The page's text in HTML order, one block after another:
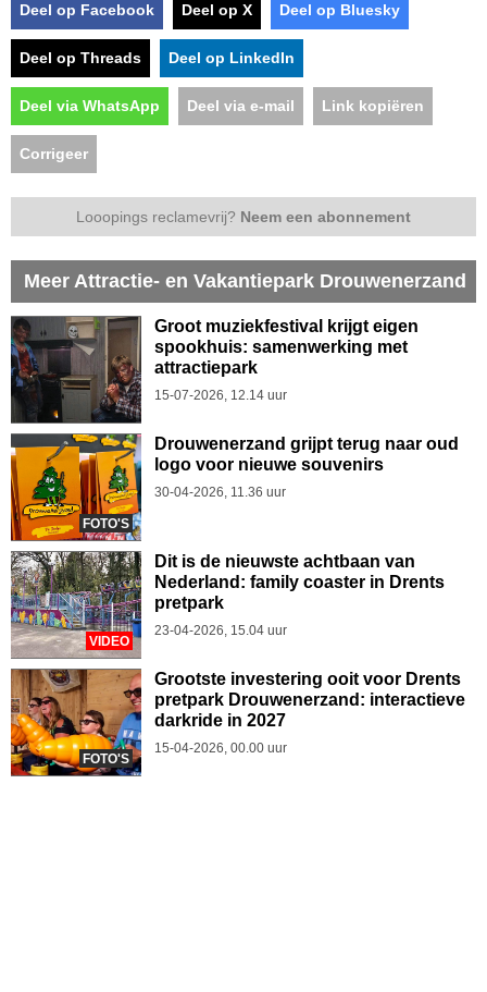
Deel op Facebook Deel op X Deel op Bluesky
Deel op Threads Deel op LinkedIn
Deel via WhatsApp Deel via e-mail Link kopiëren
Corrigeer
Looopings reclamevrij? Neem een abonnement
Meer Attractie- en Vakantiepark Drouwenerzand
Groot muziekfestival krijgt eigen
spookhuis: samenwerking met
attractiepark
15-07-2026, 12.14 uur
FOTO'S
Drouwenerzand grijpt terug naar oud
logo voor nieuwe souvenirs
30-04-2026, 11.36 uur
VIDEO
Dit is de nieuwste achtbaan van
Nederland: family coaster in Drents
pretpark
23-04-2026, 15.04 uur
FOTO'S
Grootste investering ooit voor Drents
pretpark Drouwenerzand: interactieve
darkride in 2027
15-04-2026, 00.00 uur